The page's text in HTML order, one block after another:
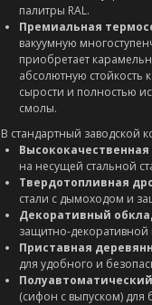
палитры RAL.
Премиальная
вакуумную
приобретает
абсолютную стойкость
сырости и полностью
смолы.
В стандартный заводской
на несущей стальной
Твердотопливная
стали с дымоходом и
Декоративный
защитно-декоративной
Приставная
для удобного и
(сифон с выпуском)